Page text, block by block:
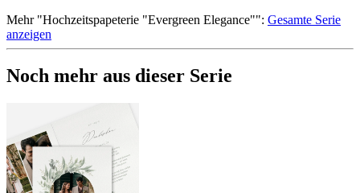
Mehr"Hochzeitspapeterie "Evergreen Elegance"": Gesamte Serie
anzeigen
Noch mehr aus dieser Serie